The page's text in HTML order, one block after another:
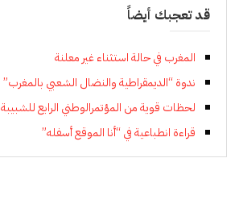
قد تعجبك أيضاً
المغرب في حالة استثناء غير معلنة
ندوة “الديمقراطية والنضال الشعبي بالمغرب”
لحظات قوية من المؤتمرالوطني الرابع للشبيبة
قراءة انطباعية في “أنا الموقع أسفله”